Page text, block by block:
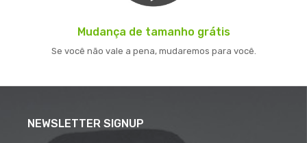
Mudança de tamanho grátis
Se você não vale a pena, mudaremos para você.
NEWSLETTER SIGNUP